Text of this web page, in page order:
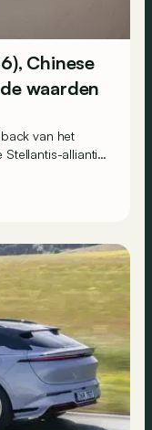
Chinese
waarden
van het
alliantie.